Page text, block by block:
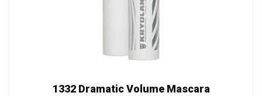
1332 Dramatic Volume Mascara